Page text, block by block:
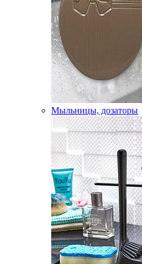
Мыльницы, дозаторы